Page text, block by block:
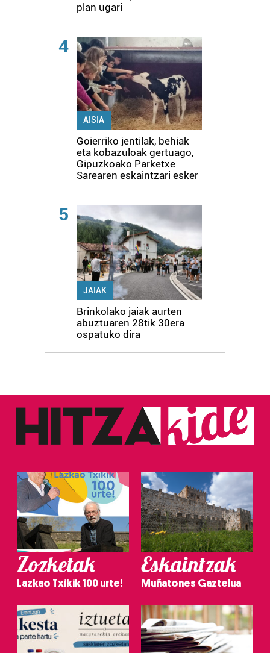
plan ugari
4
AISIA
Goierriko jentilak, behiak
eta kobazuloak gertuago,
Gipuzkoako Parketxe
Sarearen eskaintzari esker
5
JAIAK
Brinkolako jaiak aurten
abuztuaren 28tik 30era
ospatuko dira
Zozketak
Lazkao Txikik 100 urte!
Eskaintzak
Muñatones Gaztelua